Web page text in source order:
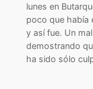
lunes en
poco que había
y así fue. Un
demostrando
ha sido sólo